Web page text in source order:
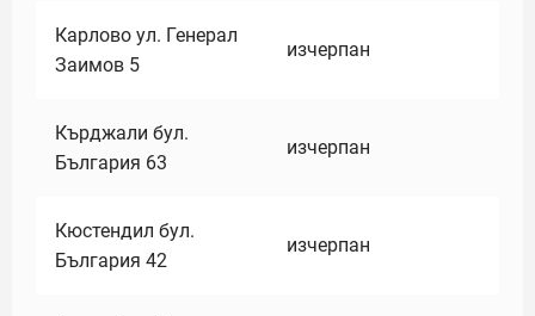
Карлово ул. Генерал
Заимов 5
изчерпан
Кърджали бул.
България 63
изчерпан
Кюстендил бул.
България 42
изчерпан